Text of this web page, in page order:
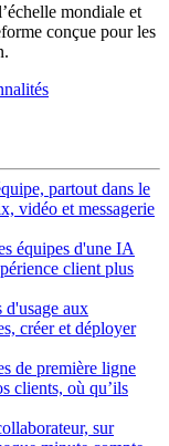
mondiale et
conçue pour les
partout dans le
vidéo et messagerie
équipes d'une IA
client plus
d'usage aux
créer et déployer
de première ligne
clients, où qu’ils
sur